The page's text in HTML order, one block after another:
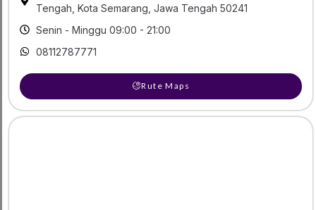
Tengah, Kota Semarang, Jawa Tengah 50241
Senin - Minggu 09:00 - 21:00
08112787771
Rute Maps